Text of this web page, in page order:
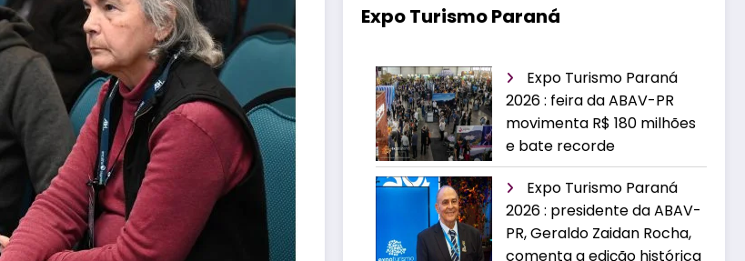
Expo Turismo Paraná
Expo Turismo Paraná
2026 : feira da ABAV-PR
movimenta R$ 180 milhões
e bate recorde
Expo Turismo Paraná
2026 : presidente da ABAV-
PR, Geraldo Zaidan Rocha,
comenta a edição histórica